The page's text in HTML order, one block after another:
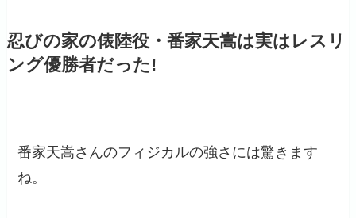
忍びの家の俵陸役・番家天嵩は実はレスリ
ング優勝者だった!
番家天嵩さんのフィジカルの強さには驚きます
ね。